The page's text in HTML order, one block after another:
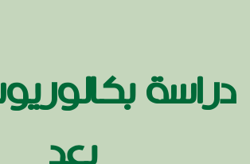
دراسة
بعد